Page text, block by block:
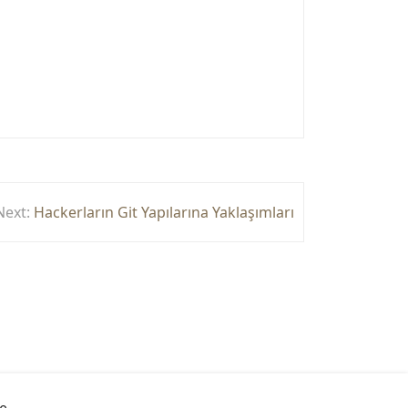
Hackerların Git Yapılarına Yaklaşımları